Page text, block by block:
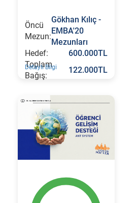
Öncü
Mezun:
Gökhan Kılıç -
EMBA'20
Mezunları
Hedef:
600.000TL
Toplam
Bağış:
122.000TL
Detaylı Bilgi